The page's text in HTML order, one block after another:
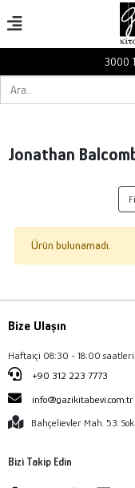
3000
Jonathan
Ürün bulunamadı.
Bize Ulaşın
Haftaiçi 08:30 - 18:00
+90 312 223 7773
info@gazikitabevi.com.tr
Bahçelievler Mah. 53.
Bizi Takip Edin